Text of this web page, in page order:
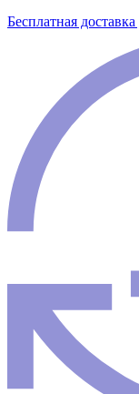
Бесплатная